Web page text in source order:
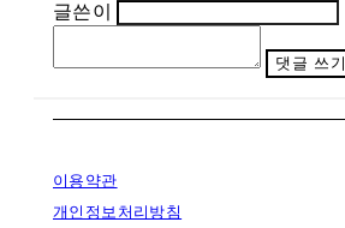
글쓴이
댓글 쓰기
이용약관
개인정보처리방침